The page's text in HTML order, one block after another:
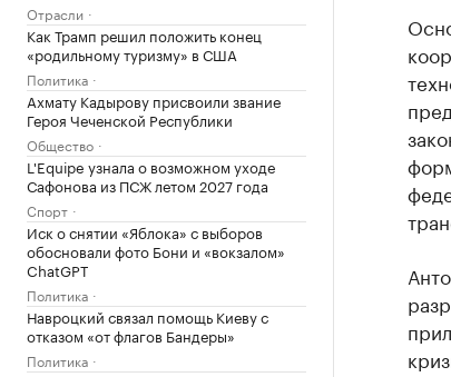
Отрасли
Как Трамп решил положить конец
«родильному туризму» в США
Политика
Ахмату Кадырову присвоили звание
Героя Чеченской Республики
Общество
L'Equipe узнала о возможном уходе
Сафонова из ПСЖ летом 2027 года
Спорт
Иск о снятии «Яблока» с выборов
обосновали фото Бони и «вокзалом»
ChatGPT
Политика
Навроцкий связал помощь Киеву с
отказом «от флагов Бандеры»
Политика